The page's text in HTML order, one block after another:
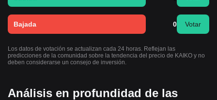
Bajada 0 Votar
Los datos de votación se actualizan cada 24 horas. Reflejan las
predicciones de la comunidad sobre la tendencia del precio de KAIKO y no
deben considerarse un consejo de inversión.
Análisis en profundidad de las